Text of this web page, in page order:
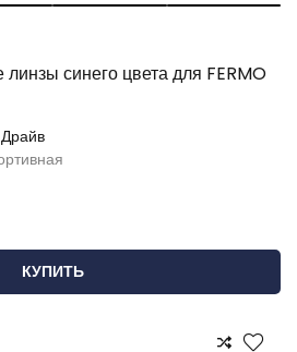
синего цвета для FERMO
КУПИТЬ